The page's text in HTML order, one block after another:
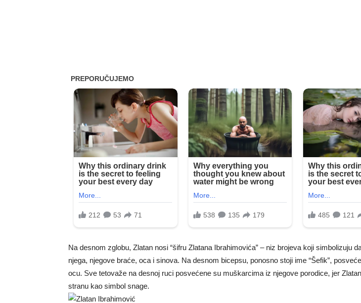
Na desnom zglobu, Zlatan nosi “šifru Zlatana Ibrahimovića” – niz brojeva koji simbolizuju
njega, njegove braće, oca i sinova. Na desnom bicepsu, ponosno stoji ime “Šefik”,
ocu. Sve tetovaže na desnoj ruci posvećene su muškarcima iz njegove porodice, jer
stranu kao simbol snage.